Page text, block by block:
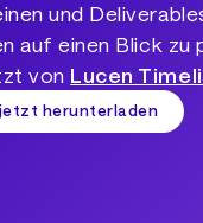
und
auf einen Blick zu
von Lucen
herunterladen